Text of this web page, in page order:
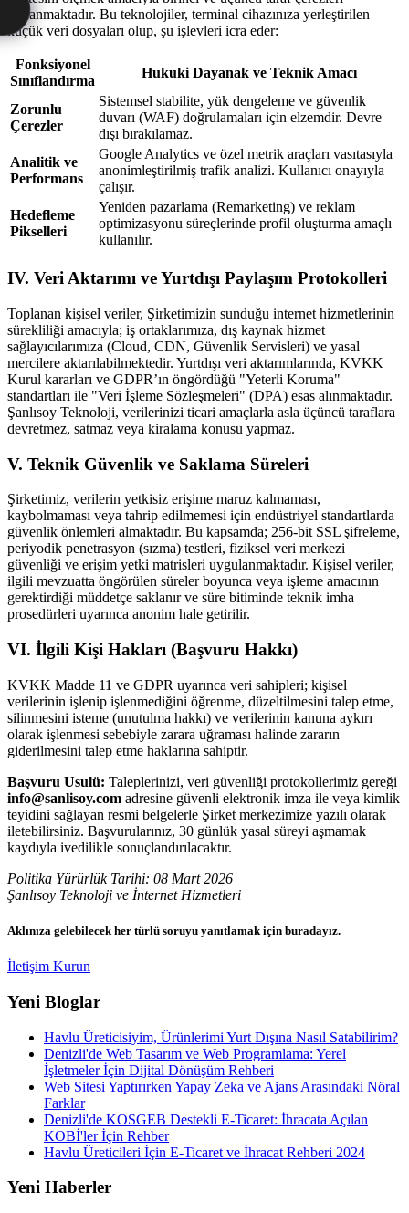
kullanmaktadır. Bu teknolojiler, terminal cihazınıza yerleştirilen
küçük veri dosyaları olup, şu işlevleri icra eder:
Fonksiyonel
Sınıflandırma
Hukuki Dayanak ve Teknik Amacı
Zorunlu
Çerezler
Sistemsel stabilite, yük dengeleme ve güvenlik
duvarı (WAF) doğrulamaları için elzemdir. Devre
dışı bırakılamaz.
Analitik ve
Performans
Google Analytics ve özel metrik araçları vasıtasıyla
anonimleştirilmiş trafik analizi. Kullanıcı onayıyla
çalışır.
Hedefleme
Pikselleri
Yeniden pazarlama (Remarketing) ve reklam
optimizasyonu süreçlerinde profil oluşturma amaçlı
kullanılır.
IV. Veri Aktarımı ve Yurtdışı Paylaşım Protokolleri
Toplanan kişisel veriler, Şirketimizin sunduğu internet hizmetlerinin
sürekliliği amacıyla; iş ortaklarımıza, dış kaynak hizmet
sağlayıcılarımıza (Cloud, CDN, Güvenlik Servisleri) ve yasal
mercilere aktarılabilmektedir. Yurtdışı veri aktarımlarında, KVKK
Kurul kararları ve GDPR’ın öngördüğü "Yeterli Koruma"
standartları ile "Veri İşleme Sözleşmeleri" (DPA) esas alınmaktadır.
Şanlısoy Teknoloji, verilerinizi ticari amaçlarla asla üçüncü taraflara
devretmez, satmaz veya kiralama konusu yapmaz.
V. Teknik Güvenlik ve Saklama Süreleri
Şirketimiz, verilerin yetkisiz erişime maruz kalmaması,
kaybolmaması veya tahrip edilmemesi için endüstriyel standartlarda
güvenlik önlemleri almaktadır. Bu kapsamda; 256-bit SSL şifreleme,
periyodik penetrasyon (sızma) testleri, fiziksel veri merkezi
güvenliği ve erişim yetki matrisleri uygulanmaktadır. Kişisel veriler,
ilgili mevzuatta öngörülen süreler boyunca veya işleme amacının
gerektirdiği müddetçe saklanır ve süre bitiminde teknik imha
prosedürleri uyarınca anonim hale getirilir.
VI. İlgili Kişi Hakları (Başvuru Hakkı)
KVKK Madde 11 ve GDPR uyarınca veri sahipleri; kişisel
verilerinin işlenip işlenmediğini öğrenme, düzeltilmesini talep etme,
silinmesini isteme (unutulma hakkı) ve verilerinin kanuna aykırı
olarak işlenmesi sebebiyle zarara uğraması halinde zararın
giderilmesini talep etme haklarına sahiptir.
Başvuru Usulü: Taleplerinizi, veri güvenliği protokollerimiz gereği
info@sanlisoy.com adresine güvenli elektronik imza ile veya kimlik
teyidini sağlayan resmi belgelerle Şirket merkezimize yazılı olarak
iletebilirsiniz. Başvurularınız, 30 günlük yasal süreyi aşmamak
kaydıyla ivedilikle sonuçlandırılacaktır.
Politika Yürürlük Tarihi: 08 Mart 2026
Şanlısoy Teknoloji ve İnternet Hizmetleri
Aklınıza gelebilecek her türlü soruyu yanıtlamak için buradayız.
İletişim Kurun
Yeni Bloglar
Havlu Üreticisiyim, Ürünlerimi Yurt Dışına Nasıl Satabilirim?
Denizli'de Web Tasarım ve Web Programlama: Yerel
İşletmeler İçin Dijital Dönüşüm Rehberi
Web Sitesi Yaptırırken Yapay Zeka ve Ajans Arasındaki Nöral
Farklar
Denizli'de KOSGEB Destekli E-Ticaret: İhracata Açılan
KOBİ'ler İçin Rehber
Havlu Üreticileri İçin E-Ticaret ve İhracat Rehberi 2024
Yeni Haberler